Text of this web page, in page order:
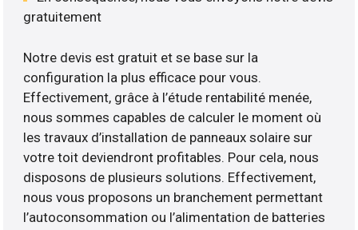
gratuitement
Notre devis est gratuit et se base sur la
configuration la plus efficace pour vous.
Effectivement, grâce à l’étude rentabilité menée,
nous sommes capables de calculer le moment où
les travaux d’installation de panneaux solaire sur
votre toit deviendront profitables. Pour cela, nous
disposons de plusieurs solutions. Effectivement,
nous vous proposons un branchement permettant
l’autoconsommation ou l’alimentation de batteries